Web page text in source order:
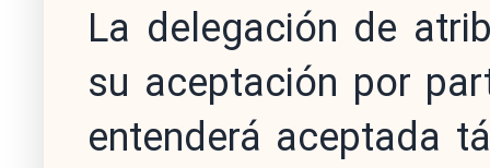
La delegación de
su aceptación por
entenderá aceptada